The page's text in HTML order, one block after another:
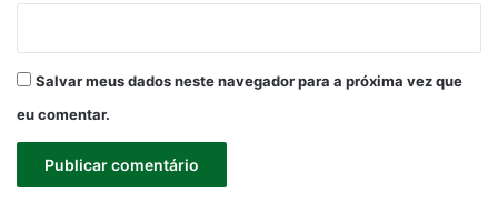
Salvar meus dados neste navegador para a próxima vez que
eu comentar.